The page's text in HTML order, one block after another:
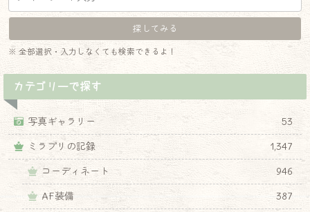
※ 全部選択・入力しなくても検索できるよ！
カテゴリーで探す
写真ギャラリー
53
ミラプリの記録
1,347
コーディネート
946
AF装備
387